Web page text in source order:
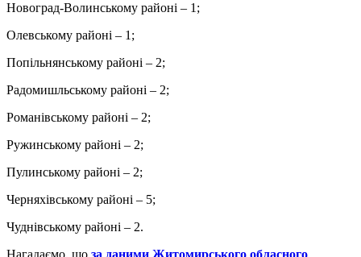
Новоград-Волинському районі – 1;
Олевському районі – 1;
Попільнянському районі – 2;
Радомишльському районі – 2;
Романівському районі – 2;
Ружинському районі – 2;
Пулинському районі – 2;
Черняхівському районі – 5;
Чуднівському районі – 2.